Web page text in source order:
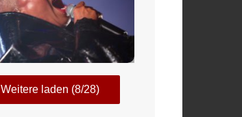
Weitere laden (8/28)